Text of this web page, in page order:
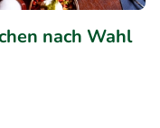
nach Wahl